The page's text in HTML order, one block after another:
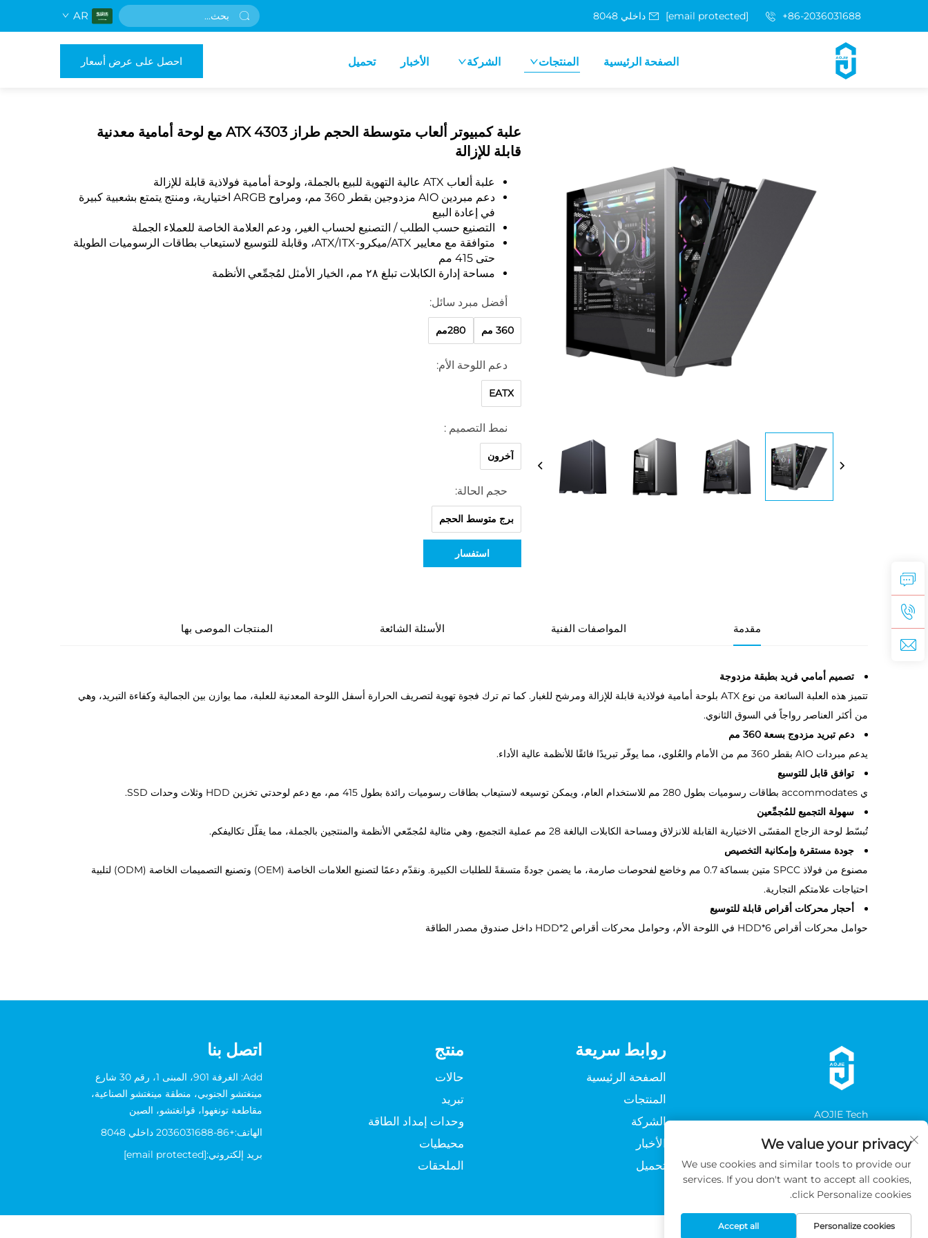
[email protected] +86-2036031688 داخلي 8048 AR
الصفحة الرئيسية المنتجات الشركة الأخبار تحميل احصل على عرض أسعار
علبة كمبيوتر ألعاب متوسطة الحجم طراز 4303 ATX مع لوحة أمامية معدنية
قابلة للإزالة
علبة ألعاب ATX عالية التهوية للبيع بالجملة، ولوحة أمامية فولاذية قابلة للإزالة
دعم مبردين AIO مزدوجين بقطر 360 مم، ومراوح ARGB اختيارية، ومنتج يتمتع بشعبية كبيرة
في إعادة البيع
التصنيع حسب الطلب / التصنيع لحساب الغير، ودعم العلامة الخاصة للعملاء الجملة
متوافقة مع معايير ATX/ميكرو-ATX/ITX، وقابلة للتوسيع لاستيعاب بطاقات الرسوميات الطويلة
حتى 415 مم
مساحة إدارة الكابلات تبلغ ٢٨ مم، الخيار الأمثل لمُجمِّعي الأنظمة
أفضل مبرد سائل:
360 مم 280مم
دعم اللوحة الأم:
EATX
نمط التصميم :
آخرون
حجم الحالة:
برج متوسط الحجم
استفسار
مقدمة المواصفات الفنية الأسئلة الشائعة المنتجات الموصى بها
تصميم أمامي فريد بطبقة مزدوجة
تتميز هذه العلبة السائعة من نوع ATX بلوحة أمامية فولاذية قابلة للإزالة ومرشح للغبار. كما تم ترك فجوة تهوية لتصريف الحرارة أسفل اللوحة المعدنية للعلبة، مما يوازن بين الجمالية وكفاءة التبريد، وهي
من أكثر العناصر رواجاً في السوق الثانوي.
دعم تبريد مزدوج بسعة 360 مم
يدعم مبردات AIO بقطر 360 مم من الأمام والعُلوي، مما يوفّر تبريدًا فائقًا للأنظمة عالية الأداء.
توافق قابل للتوسيع
ي accommodates بطاقات رسوميات بطول 280 مم للاستخدام العام، ويمكن توسيعه لاستيعاب بطاقات رسوميات رائدة بطول 415 مم، مع دعم لوحدتي تخزين HDD وثلاث وحدات SSD.
سهولة التجميع للمُجمِّعين
تُبسّط لوحة الزجاج المقسّى الاختيارية القابلة للانزلاق ومساحة الكابلات البالغة 28 مم عملية التجميع، وهي مثالية لمُجمّعي الأنظمة والمنتجين بالجملة، مما يقلّل تكاليفكم.
جودة مستقرة وإمكانية التخصيص
مصنوع من فولاذ SPCC متين بسماكة 0.7 مم وخاضع لفحوصات صارمة، ما يضمن جودةً متسقةً للطلبات الكبيرة. ونقدّم دعمًا لتصنيع العلامات الخاصة (OEM) وتصنيع التصميمات الخاصة (ODM) لتلبية
احتياجات علامتكم التجارية.
أحجار محركات أقراص قابلة للتوسيع
حوامل محركات أقراص HDD*6 في اللوحة الأم، وحوامل محركات أقراص HDD*2 داخل صندوق مصدر الطاقة
AOJlE Tech
روابط سريعة
الصفحة الرئيسية
المنتجات
الشركة
الأخبار
تحميل
منتج
حالات
تبريد
وحدات إمداد الطاقة
محيطيات
الملحقات
اتصل بنا
Add: الغرفة 901، المبنى 1، رقم 30 شارع
مينغتشو الجنوبي، منطقة مينغتشو الصناعية،
مقاطعة تونغهوا، قوانغتشو، الصين
الهاتف:+86-2036031688 داخلي 8048
بريد إلكتروني:[email protected]
We value your privacy
We use cookies and similar tools to provide our
services. If you don't want to accept all cookies,
click Personalize cookies.
Personalize cookies
Accept all